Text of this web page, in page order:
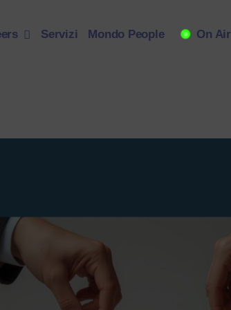
Servizi Mondo People On Air